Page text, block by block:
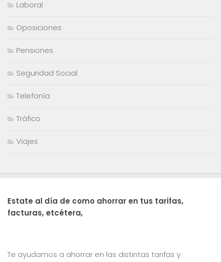
Laboral
Oposiciones
Pensiones
Seguridad Social
Telefonía
Tráfico
Viajes
Estate al día de como ahorrar en tus tarifas,
facturas, etcétera,
Te ayudamos a ahorrar en las distintas tarifas y